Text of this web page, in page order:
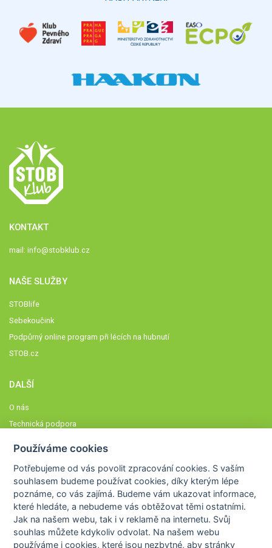
KONTAKT
mail: info@stobklub.cz
NAŠE SLUŽBY
STOBlife
Sebekoučink
Podpůrný online program při lécích na hubnutí
STOB.cz
DALŠÍ
O nás
Technická podpora
Členové STOBklubu
Zásady nakládání s osobními údaji
Otestujte se
Spočítejte si
Výzva 52
Používáme cookies
Potřebujeme od vás povolit zpracování cookies. S vaším
souhlasem budeme používat cookies, díky kterým lépe
poznáme,co vás zajímá. Budeme vám ukazovat informace,
které hledáte, a nebudeme vás obtěžovat těmi ostatními.
Jak na našem webu, tak i v reklamě na internetu. Svůj
souhlas můžete kdykoliv odvolat. Na našem webu
používáme i cookies, které jsou nezbytné, aby stránky